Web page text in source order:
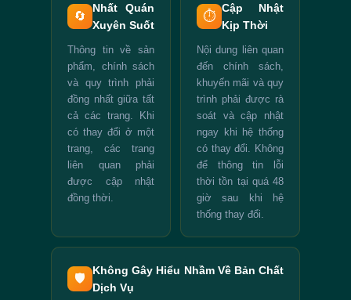
🔄
Nhất Quán
Xuyên Suốt
Thông tin về sản
phẩm, chính sách
và quy trình phải
đồng nhất giữa tất
cả các trang. Khi
có thay đổi ở một
trang, các trang
liên quan phải
được cập nhật
đồng thời.
⏱️
Cập Nhật
Kịp Thời
Nội dung liên quan
đến chính sách,
khuyến mãi và quy
trình phải được rà
soát và cập nhật
ngay khi hệ thống
có thay đổi. Không
để thông tin lỗi
thời tồn tại quá 48
giờ sau khi hệ
thống thay đổi.
🛡️
Không Gây Hiểu Nhầm Về Bản Chất
Dịch Vụ